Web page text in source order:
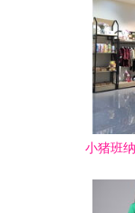
小猪班